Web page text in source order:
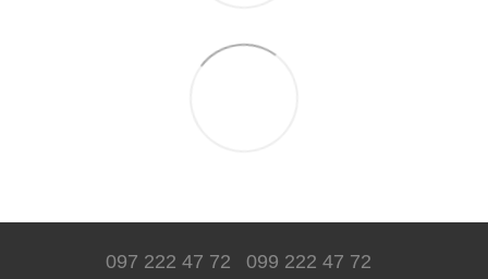
097 222 47 72 099 222 47 72